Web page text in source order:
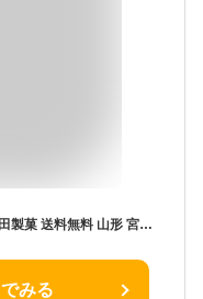
ハッピーターン 牛たん風味 3袋セット 亀田製菓 送料無料 山形 宮城 福島 岩手 秋田 青森 お土産 お菓子 お取り寄せ スナック おやつ おつまみ ゆうパケット 1000円ポッキリ! お中元 夏ギフト 帰省土産 手土産 【A01】
みる